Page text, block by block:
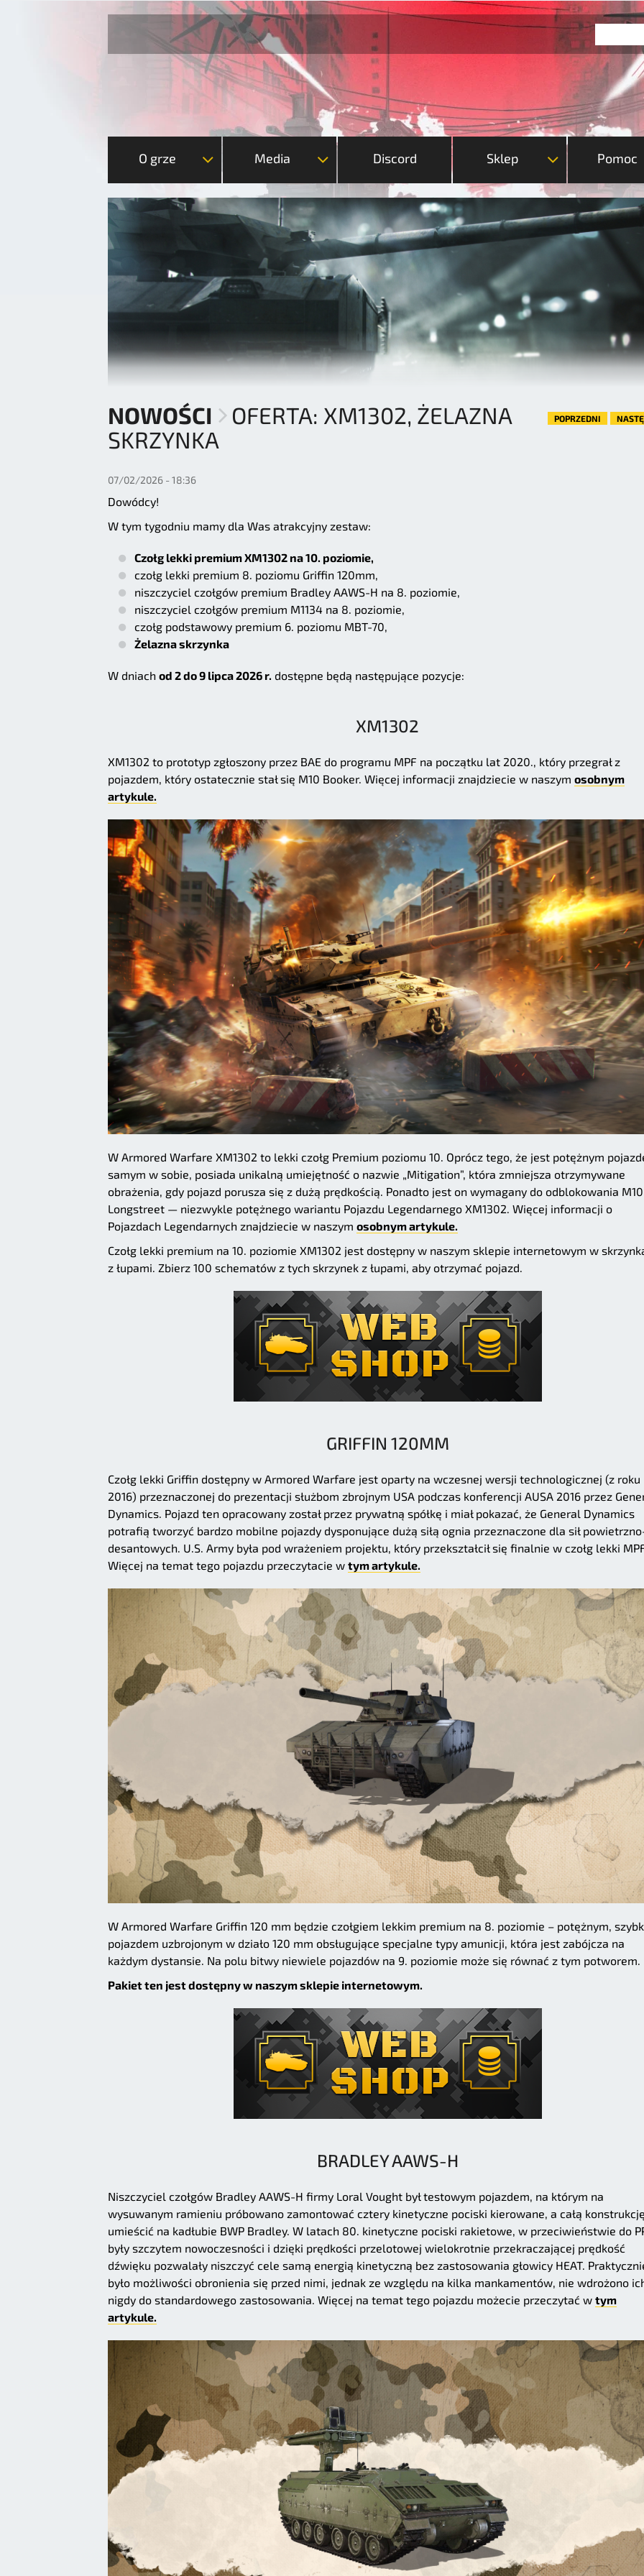
O grze Media Discord Sklep Pomoc
NOWOŚCI
OFERTA: XM1302, ŻELAZNA
SKRZYNKA
POPRZEDNI
07/02/2026 - 18:36
Dowódcy!
W tym tygodniu mamy dla Was atrakcyjny zestaw:
Czołg lekki premium XM1302 na 10. poziomie,
czołg lekki premium 8. poziomu Griffin 120mm,
niszczyciel czołgów premium Bradley AAWS-H na 8. poziomie,
niszczyciel czołgów premium M1134 na 8. poziomie,
czołg podstawowy premium 6. poziomu MBT-70,
Żelazna skrzynka
W dniach od 2 do 9 lipca 2026 r. dostępne będą następujące pozycje:
XM1302
XM1302 to prototyp zgłoszony przez BAE do programu MPF na początku lat 2020., który przegrał z
pojazdem, który ostatecznie stał się M10 Booker. Więcej informacji znajdziecie w naszym osobnym
artykule.
W Armored Warfare XM1302 to lekki czołg Premium poziomu 10. Oprócz tego, że jest potężnym
samym w sobie, posiada unikalną umiejętność o nazwie „Mitigation”, która zmniejsza otrzymywane
obrażenia, gdy pojazd porusza się z dużą prędkością. Ponadto jest on wymagany do odblokowania M10
Longstreet — niezwykle potężnego wariantu Pojazdu Legendarnego XM1302. Więcej informacji o
Pojazdach Legendarnych znajdziecie w naszym osobnym artykule.
Czołg lekki premium na 10. poziomie XM1302 jest dostępny w naszym sklepie internetowym w
z łupami. Zbierz 100 schematów z tych skrzynek z łupami, aby otrzymać pojazd.
GRIFFIN 120MM
Czołg lekki Griffin dostępny w Armored Warfare jest oparty na wczesnej wersji technologicznej (z roku
2016) przeznaczonej do prezentacji służbom zbrojnym USA podczas konferencji AUSA 2016 przez
Dynamics. Pojazd ten opracowany został przez prywatną spółkę i miał pokazać, że General Dynamics
potrafią tworzyć bardzo mobilne pojazdy dysponujące dużą siłą ognia przeznaczone dla sił
desantowych. U.S. Army była pod wrażeniem projektu, który przekształcił się finalnie w czołg lekki
Więcej na temat tego pojazdu przeczytacie w tym artykule.
W Armored Warfare Griffin 120 mm będzie czołgiem lekkim premium na 8. poziomie – potężnym,
pojazdem uzbrojonym w działo 120 mm obsługujące specjalne typy amunicji, która jest zabójcza na
każdym dystansie. Na polu bitwy niewiele pojazdów na 9. poziomie może się równać z tym potworem.
Pakiet ten jest dostępny w naszym sklepie internetowym.
BRADLEY AAWS-H
Niszczyciel czołgów Bradley AAWS-H firmy Loral Vought był testowym pojazdem, na którym na
wysuwanym ramieniu próbowano zamontować cztery kinetyczne pociski kierowane, a całą
umieścić na kadłubie BWP Bradley. W latach 80. kinetyczne pociski rakietowe, w przeciwieństwie do
były szczytem nowoczesności i dzięki prędkości przelotowej wielokrotnie przekraczającej prędkość
dźwięku pozwalały niszczyć cele samą energią kinetyczną bez zastosowania głowicy HEAT.
było możliwości obronienia się przed nimi, jednak ze względu na kilka mankamentów, nie wdrożono
nigdy do standardowego zastosowania. Więcej na temat tego pojazdu możecie przeczytać w tym
artykule.